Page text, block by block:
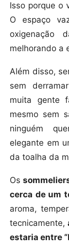
Isso porque o
O espaço
oxigenação
melhorando a
Além disso,
sem
muita gente
mesmo sem
ninguém
elegante em
da toalha da
Os
cerca de um
aroma,
tecnicamente,
estaria entre